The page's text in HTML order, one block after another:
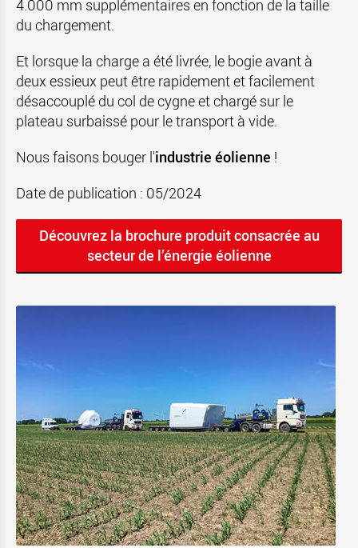
4.000 mm supplémentaires en fonction de la taille
du chargement.
Et lorsque la charge a été livrée, le bogie avant à
deux essieux peut être rapidement et facilement
désaccouplé du col de cygne et chargé sur le
plateau surbaissé pour le transport à vide.
Nous faisons bouger l'industrie éolienne !
Date de publication : 05/2024
Découvrez la brochure produit consacrée au
secteur de l’énergie éolienne